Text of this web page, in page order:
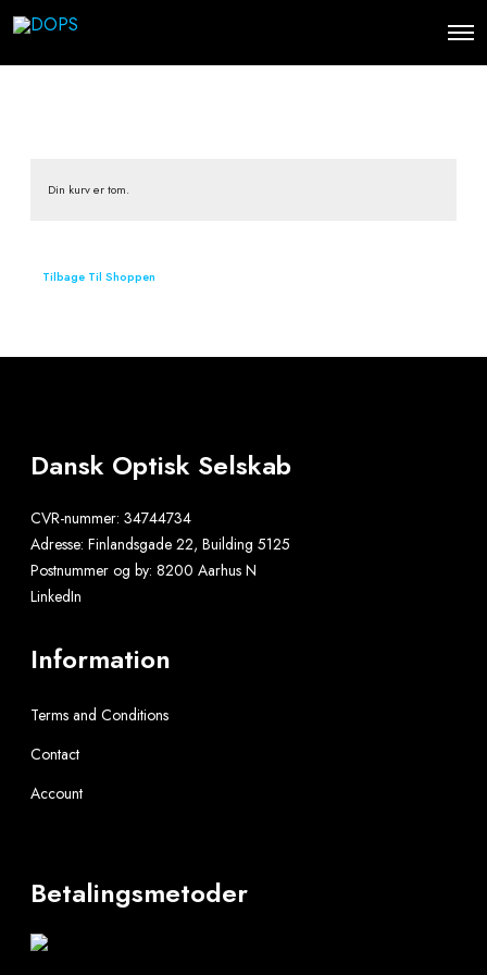
O
e
Din kurv er tom.
Tilbage Til Shoppen
Dansk Optisk Selskab
CVR-nummer: 34744734
Adresse: Finlandsgade 22, Building 5125
Postnummer og by: 8200 Aarhus N
LinkedIn
Information
Terms and Conditions
Contact
Account
Betalingsmetoder